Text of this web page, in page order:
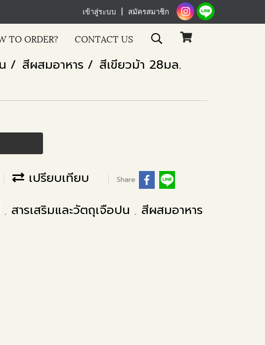
เข้าสู่ระบบ สมัครสมาชิก
TO ORDER? CONTACT US
สีผสมอาหาร สีเขียวม้า 28มล.
เปรียบเทียบ Share
, สารเสริมและวัตถุเจือปน , สีผสมอาหาร